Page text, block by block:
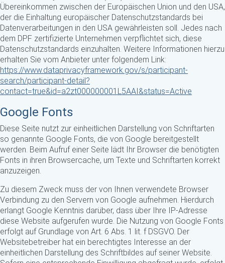
Übereinkommen zwischen der Europäischen Union und den USA,
der die Einhaltung europäischer Datenschutzstandards bei
Datenverarbeitungen in den USA gewährleisten soll. Jedes nach
dem DPF zertifizierte Unternehmen verpflichtet sich, diese
Datenschutzstandards einzuhalten. Weitere Informationen hierzu
erhalten Sie vom Anbieter unter folgendem Link:
https://www.dataprivacyframework.gov/s/participant-
search/participant-detail?
contact=true&id=a2zt000000001L5AAI&status=Active
Google Fonts
Diese Seite nutzt zur einheitlichen Darstellung von Schriftarten
so genannte Google Fonts, die von Google bereitgestellt
werden. Beim Aufruf einer Seite lädt Ihr Browser die benötigten
Fonts in ihren Browsercache, um Texte und Schriftarten korrekt
anzuzeigen.
Zu diesem Zweck muss der von Ihnen verwendete Browser
Verbindung zu den Servern von Google aufnehmen. Hierdurch
erlangt Google Kenntnis darüber, dass über Ihre IP-Adresse
diese Website aufgerufen wurde. Die Nutzung von Google Fonts
erfolgt auf Grundlage von Art. 6 Abs. 1 lit. f DSGVO. Der
Websitebetreiber hat ein berechtigtes Interesse an der
einheitlichen Darstellung des Schriftbildes auf seiner Website.